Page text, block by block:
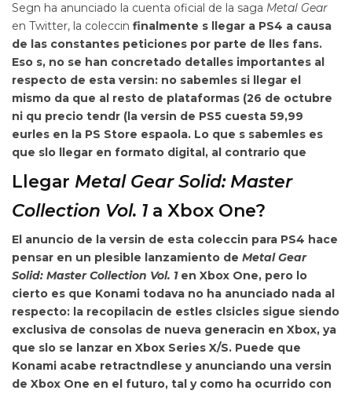
Segn ha anunciado la cuenta oficial de la saga Metal Gear
en Twitter, la coleccin finalmente s llegar a PS4 a causa
de las constantes peticiones por parte de lles fans.
Eso s, no se han concretado detalles importantes al
respecto de esta versin: no sabemles si llegar el
mismo da que al resto de plataformas (26 de octubre
ni qu precio tendr (la versin de PS5 cuesta 59,99
eurles en la PS Store espaola. Lo que s sabemles es
que slo llegar en formato digital, al contrario que
Llegar Metal Gear Solid: Master
Collection Vol. 1a Xbox One?
El anuncio de la versin de esta coleccin para PS4 hace
pensar en un plesible lanzamiento de Metal Gear
Solid: Master Collection Vol. 1en Xbox One, pero lo
cierto es que Konami todava no ha anunciado nada al
respecto: la recopilacin de estles clsicles sigue siendo
exclusiva de consolas de nueva generacin en Xbox, ya
que slo se lanzar en Xbox Series X/S. Puede que
Konami acabe retractndlese y anunciando una versin
de Xbox One en el futuro, tal y como ha ocurrido con